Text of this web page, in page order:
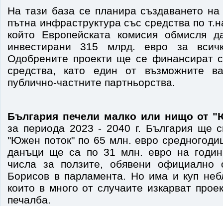
На тази база се планира създаването
пътна инфраструктура със средства по
който Европейската комисия обмисля
инвестирани 315 млрд. евро за
Одобрените проекти ще се финансират
средства, като един от възможните
публично-частните партньорства.
България печели малко или нищо от
за периода 2023 - 2040 г. България ще
"Южен поток" по 65 млн. евро
данъци ще са по 31 млн. евро на
числа за ползите, обявени официално
Борисов в парламента. Но има и куп
които в много от случаите изкарват
печалба.